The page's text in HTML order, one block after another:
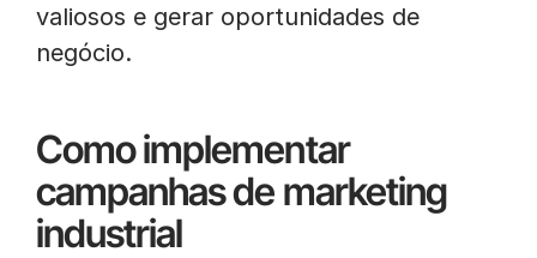
valiosos e gerar oportunidades de
negócio.
Como implementar
campanhas de marketing
industrial